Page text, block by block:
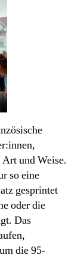
und Weise.
so eine
gesprintet
oder die
Das
die 95-